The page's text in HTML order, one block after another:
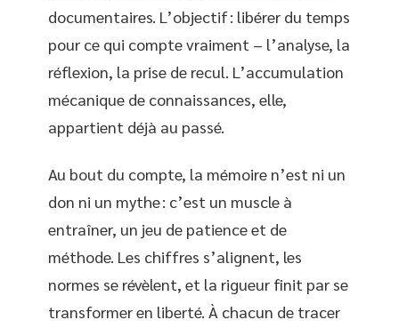
documentaires. L’objectif : libérer du temps
pour ce qui compte vraiment – l’analyse, la
réflexion, la prise de recul. L’accumulation
mécanique de connaissances, elle,
appartient déjà au passé.
Au bout du compte, la mémoire n’est ni un
don ni un mythe : c’est un muscle à
entraîner, un jeu de patience et de
méthode. Les chiffres s’alignent, les
normes se révèlent, et la rigueur finit par se
transformer en liberté. À chacun de tracer